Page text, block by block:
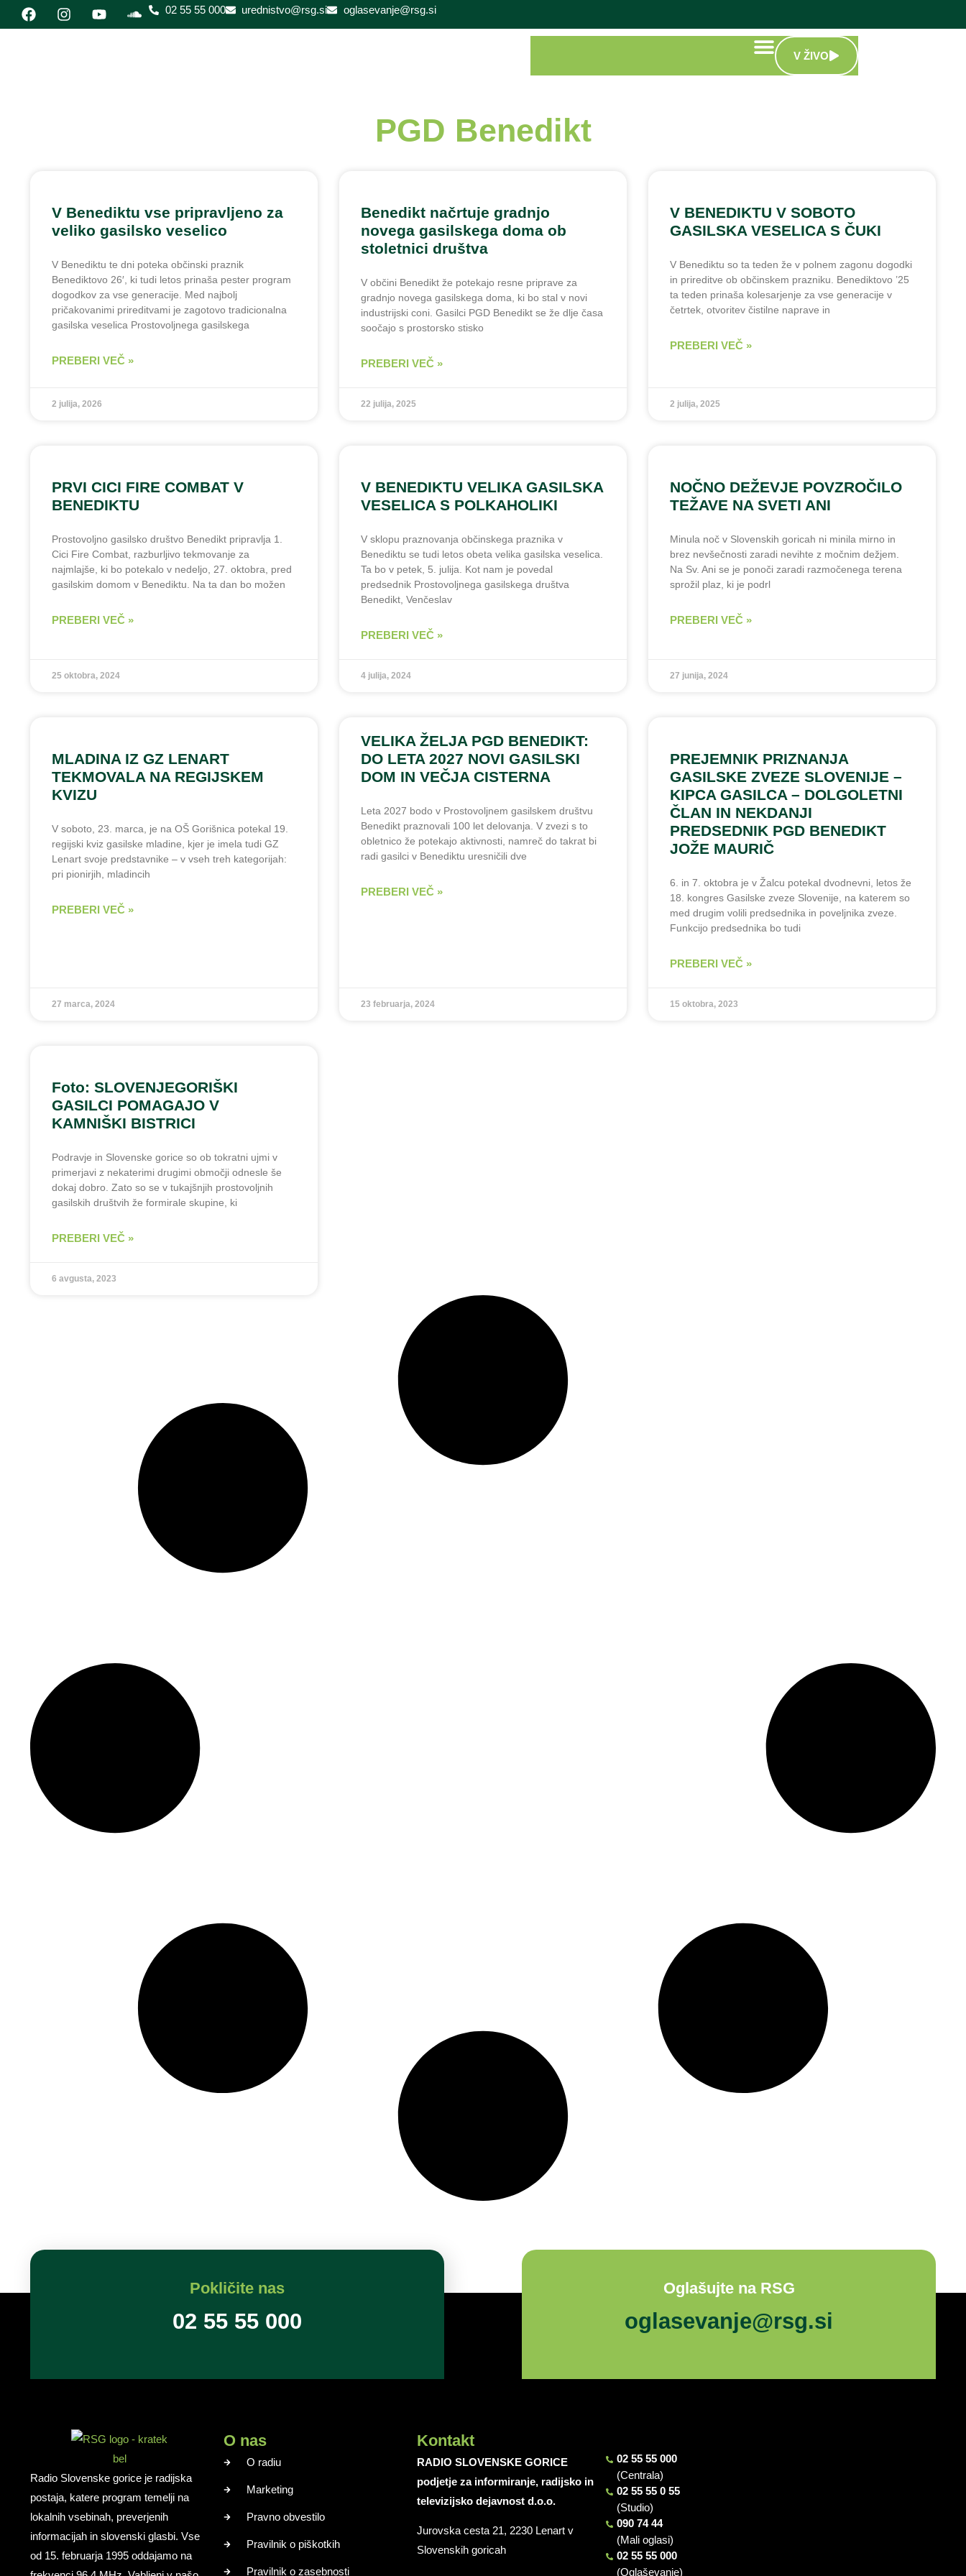
02 55 55 000 urednistvo@rsg.si oglasevanje@rsg.si
V ŽIVO
PGD Benedikt
V Benediktu vse pripravljeno za
veliko gasilsko veselico
V Benediktu te dni poteka občinski praznik
Benediktovo 26′, ki tudi letos prinaša pester program
dogodkov za vse generacije. Med najbolj
pričakovanimi prireditvami je zagotovo tradicionalna
gasilska veselica Prostovoljnega gasilskega
PREBERI VEČ »
2 julija, 2026
Benedikt načrtuje gradnjo
novega gasilskega doma ob
stoletnici društva
V občini Benedikt že potekajo resne priprave za
gradnjo novega gasilskega doma, ki bo stal v novi
industrijski coni. Gasilci PGD Benedikt se že dlje časa
soočajo s prostorsko stisko
PREBERI VEČ »
22 julija, 2025
V BENEDIKTU V SOBOTO
GASILSKA VESELICA S ČUKI
V Benediktu so ta teden že v polnem zagonu dogodki
in prireditve ob občinskem prazniku. Benediktovo ’25
ta teden prinaša kolesarjenje za vse generacije v
četrtek, otvoritev čistilne naprave in
PREBERI VEČ »
2 julija, 2025
PRVI CICI FIRE COMBAT V
BENEDIKTU
Prostovoljno gasilsko društvo Benedikt pripravlja 1.
Cici Fire Combat, razburljivo tekmovanje za
najmlajše, ki bo potekalo v nedeljo, 27. oktobra, pred
gasilskim domom v Benediktu. Na ta dan bo možen
PREBERI VEČ »
25 oktobra, 2024
V BENEDIKTU VELIKA GASILSKA
VESELICA S POLKAHOLIKI
V sklopu praznovanja občinskega praznika v
Benediktu se tudi letos obeta velika gasilska veselica.
Ta bo v petek, 5. julija. Kot nam je povedal
predsednik Prostovoljnega gasilskega društva
Benedikt, Venčeslav
PREBERI VEČ »
4 julija, 2024
NOČNO DEŽEVJE POVZROČILO
TEŽAVE NA SVETI ANI
Minula noč v Slovenskih goricah ni minila mirno in
brez nevšečnosti zaradi nevihte z močnim dežjem.
Na Sv. Ani se je ponoči zaradi razmočenega terena
sprožil plaz, ki je podrl
PREBERI VEČ »
27 junija, 2024
MLADINA IZ GZ LENART
TEKMOVALA NA REGIJSKEM
KVIZU
V soboto, 23. marca, je na OŠ Gorišnica potekal 19.
regijski kviz gasilske mladine, kjer je imela tudi GZ
Lenart svoje predstavnike – v vseh treh kategorijah:
pri pionirjih, mladincih
PREBERI VEČ »
27 marca, 2024
VELIKA ŽELJA PGD BENEDIKT:
DO LETA 2027 NOVI GASILSKI
DOM IN VEČJA CISTERNA
Leta 2027 bodo v Prostovoljnem gasilskem društvu
Benedikt praznovali 100 let delovanja. V zvezi s to
obletnico že potekajo aktivnosti, namreč do takrat bi
radi gasilci v Benediktu uresničili dve
PREBERI VEČ »
23 februarja, 2024
PREJEMNIK PRIZNANJA
GASILSKE ZVEZE SLOVENIJE –
KIPCA GASILCA – DOLGOLETNI
ČLAN IN NEKDANJI
PREDSEDNIK PGD BENEDIKT
JOŽE MAURIČ
6. in 7. oktobra je v Žalcu potekal dvodnevni, letos že
18. kongres Gasilske zveze Slovenije, na katerem so
med drugim volili predsednika in poveljnika zveze.
Funkcijo predsednika bo tudi
PREBERI VEČ »
15 oktobra, 2023
Foto: SLOVENJEGORIŠKI
GASILCI POMAGAJO V
KAMNIŠKI BISTRICI
Podravje in Slovenske gorice so ob tokratni ujmi v
primerjavi z nekaterimi drugimi območji odnesle še
dokaj dobro. Zato so se v tukajšnjih prostovoljnih
gasilskih društvih že formirale skupine, ki
PREBERI VEČ »
6 avgusta, 2023
Pokličite nas
02 55 55 000
Oglašujte na RSG
oglasevanje@rsg.si
Radio Slovenske gorice je radijska
postaja, katere program temelji na
lokalnih vsebinah, preverjenih
informacijah in slovenski glasbi. Vse
od 15. februarja 1995 oddajamo na
O nas
O radiu
Marketing
Pravno obvestilo
Pravilnik o piškotkih
Pravilnik o zasebnosti
Kontakt
RADIO SLOVENSKE GORICE
podjetje za informiranje, radijsko in
televizijsko dejavnost d.o.o.
Jurovska cesta 21, 2230 Lenart v
Slovenskih goricah
02 55 55 000
(Centrala)
02 55 55 0 55
(Studio)
090 74 44
(Mali oglasi)
02 55 55 000
(Oglaševanje)